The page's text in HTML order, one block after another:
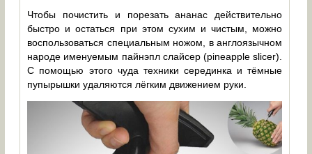
Чтобы почистить и порезать ананас действительно
быстро и остаться при этом сухим и чистым, можно
воспользоваться специальным ножом, в англоязычном
народе именуемым пайнэпл слайсер (pineapple slicer).
С помощью этого чуда техники серединка и тёмные
пупырышки удаляются лёгким движением руки.